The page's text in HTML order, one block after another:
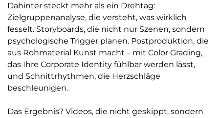
Dahinter steckt mehr als ein Drehtag:
Zielgruppenanalyse, die versteht, was wirklich
fesselt. Storyboards, die nicht nur Szenen, sondern
psychologische Trigger planen. Postproduktion, die
aus Rohmaterial Kunst macht – mit Color Grading,
das Ihre Corporate Identity fühlbar werden lässt,
und Schnittrhythmen, die Herzschläge
beschleunigen.
Das Ergebnis? Videos, die nicht geskippt, sondern